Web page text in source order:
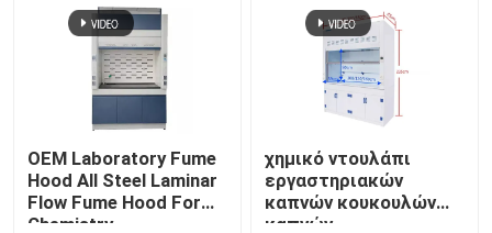
OEM Laboratory Fume
Hood All Steel Laminar
Flow Fume Hood For
Chemistry
χημικό ντουλάπι
εργαστηριακών
καπνών κουκουλών
καπνών